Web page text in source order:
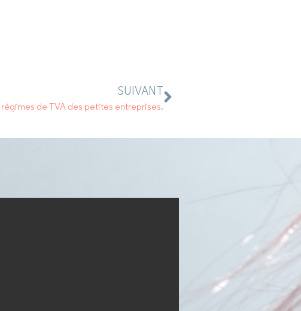
SUIVANT
de TVA des petites entreprises.